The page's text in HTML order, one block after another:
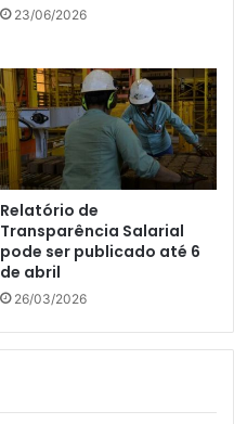
23/06/2026
Relatório de
Transparência Salarial
pode ser publicado até 6
de abril
26/03/2026